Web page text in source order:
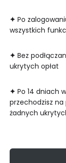
✦ Po
wszystkich
✦ Bez
ukrytych opłat
✦ Po 14 dniach
przechodzisz
żadnych